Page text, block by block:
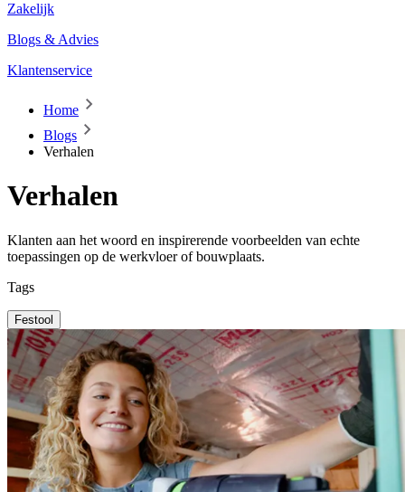
Zakelijk
Blogs & Advies
Klantenservice
Home
Blogs
Verhalen
Verhalen
Klanten aan het woord en inspirerende voorbeelden van echte
toepassingen op de werkvloer of bouwplaats.
Tags
Festool